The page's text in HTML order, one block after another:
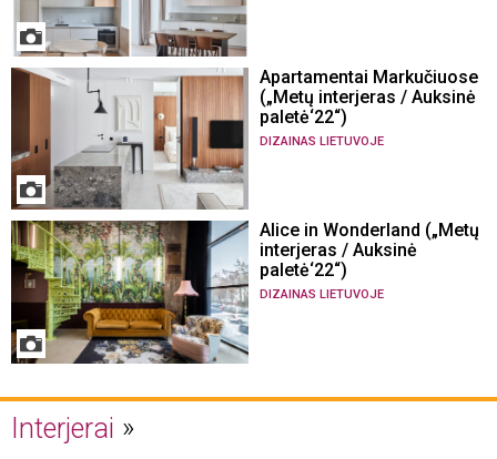
Apartamentai Markučiuose
(„Metų interjeras / Auksinė
paletė‘22“)
DIZAINAS LIETUVOJE
Alice in Wonderland („Metų
interjeras / Auksinė
paletė‘22“)
DIZAINAS LIETUVOJE
Interjerai